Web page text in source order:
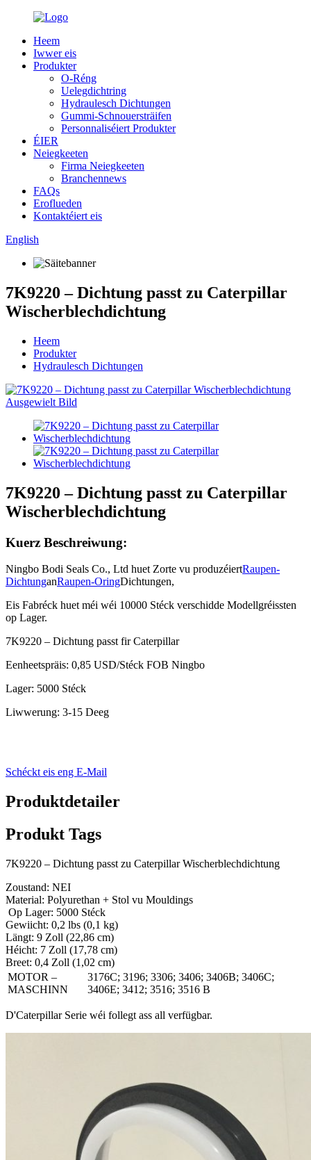
Heem
Iwwer eis
Produkter
O-Réng
Uelegdichtring
Hydraulesch Dichtungen
Gummi-Schnouersträifen
Personnaliséiert Produkter
ÉIER
Neiegkeeten
Firma Neiegkeeten
Branchennews
FAQs
Eroflueden
Kontaktéiert eis
English
7K9220 – Dichtung passt zu Caterpillar
Wischerblechdichtung
Heem
Produkter
Hydraulesch Dichtungen
7K9220 – Dichtung passt zu Caterpillar
Wischerblechdichtung
Kuerz Beschreiwung:
Ningbo Bodi Seals Co., Ltd huet Zorte vu produzéiertRaupen-
DichtunganRaupen-OringDichtungen,
Eis Fabréck huet méi wéi 10000 Stéck verschidde Modellgréissten
op Lager.
7K9220 – Dichtung passt fir Caterpillar
Eenheetspräis: 0,85 USD/Stéck FOB Ningbo
Lager: 5000 Stéck
Liwwerung: 3-15 Deeg
Schéckt eis eng E-Mail
Produktdetailer
Produkt Tags
7K9220 – Dichtung passt zu Caterpillar Wischerblechdichtung
Zoustand: NEI
Material: Polyurethan + Stol vu Mouldings
Op Lager: 5000 Stéck
Gewiicht: 0,2 lbs (0,1 kg)
Längt: 9 Zoll (22,86 cm)
Héicht: 7 Zoll (17,78 cm)
Breet: 0,4 Zoll (1,02 cm)
MOTOR –
MASCHINN
3176C; 3196; 3306; 3406; 3406B; 3406C;
3406E; 3412; 3516; 3516 B
D'Caterpillar Serie wéi follegt ass all verfügbar.